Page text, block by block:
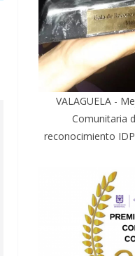
VALAGUELA -
Comunitaria
reconocimiento